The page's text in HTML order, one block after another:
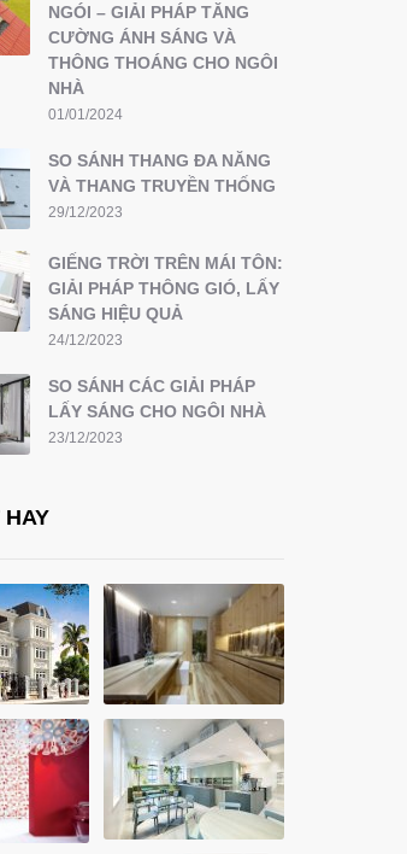
NGÓI – GIẢI PHÁP TĂNG
CƯỜNG ÁNH SÁNG VÀ
THÔNG THOÁNG CHO NGÔI
NHÀ
01/01/2024
SO SÁNH THANG ĐA NĂNG
VÀ THANG TRUYỀN THỐNG
29/12/2023
GIẾNG TRỜI TRÊN MÁI TÔN:
GIẢI PHÁP THÔNG GIÓ, LẤY
SÁNG HIỆU QUẢ
24/12/2023
SO SÁNH CÁC GIẢI PHÁP
LẤY SÁNG CHO NGÔI NHÀ
23/12/2023
HAY